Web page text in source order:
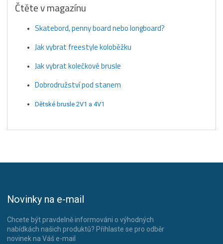
Čtěte v magazínu
Skatebord, penny board nebo longboard?
Jak vybrat freestyle koloběžku
Jak vybrat kolečkové brusle
Dobrodružství pod stanem
Dětské brusle 2V1 a 4V1
Novinky na e-mail
Chcete být pravdelně informováni o výhodných
nabídkách našich produktů? Přihlaste se pro odběr
novinek na Váš e-mail